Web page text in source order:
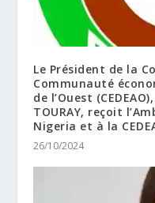
Le Président de la
Communauté
de l’Ouest
TOURAY, reçoit
Nigeria et à la
26/10/2024